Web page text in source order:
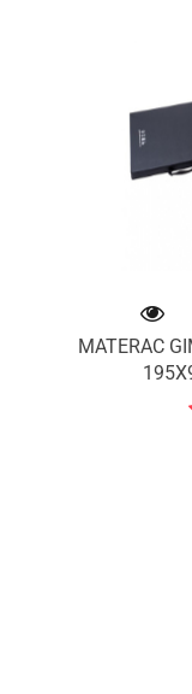
MATERAC